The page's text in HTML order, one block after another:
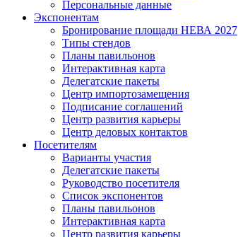
Персональные данные
Экспонентам
Бронирование площади НЕВА 2027
Типы стендов
Планы павильонов
Интерактивная карта
Делегатские пакеты
Центр импортозамещения
Подписание соглашений
Центр развития карьеры
Центр деловых контактов
Посетителям
Варианты участия
Делегатские пакеты
Руководство посетителя
Список экспонентов
Планы павильонов
Интерактивная карта
Центр развития карьеры